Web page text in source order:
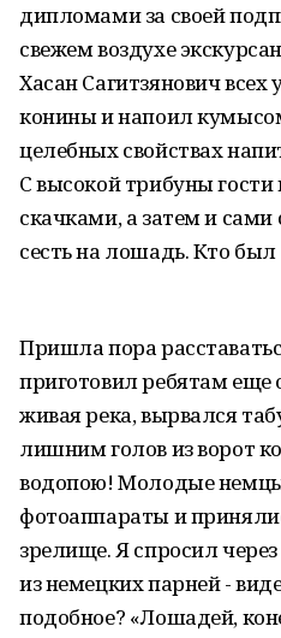
дипломами за своей
свежем воздухе
Хасан Сагитзянович всех
конины и напоил
целебных свойствах
С высокой трибуны
скачками, а затем и
сесть на лошадь. Кто был
Пришла пора
приготовил ребятам еще
живая река, вырвался
лишним голов из ворот
водопою! Молодые
фотоаппараты и
зрелище. Я спросил
из немецких парней -
подобное? «Лошадей,